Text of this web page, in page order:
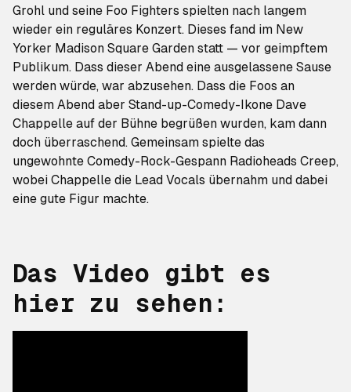
Grohl und seine Foo Fighters spielten nach langem
wieder ein reguläres Konzert. Dieses fand im New
Yorker Madison Square Garden statt — vor geimpftem
Publikum. Dass dieser Abend eine ausgelassene Sause
werden würde, war abzusehen. Dass die Foos an
diesem Abend aber Stand-up-Comedy-Ikone Dave
Chappelle auf der Bühne begrüßen wurden, kam dann
doch überraschend. Gemeinsam spielte das
ungewohnte Comedy-Rock-Gespann Radioheads Creep,
wobei Chappelle die Lead Vocals übernahm und dabei
eine gute Figur machte.
Das Video gibt es
hier zu sehen: